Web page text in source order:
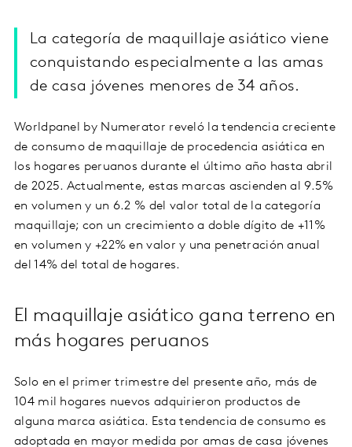
La categoría de maquillaje asiático viene
conquistando especialmente a las amas
de casa jóvenes menores de 34 años.
Worldpanel by Numerator reveló la tendencia creciente
de consumo de maquillaje de procedencia asiática en
los hogares peruanos durante el último año hasta abril
de 2025. Actualmente, estas marcas ascienden al 9.5%
en volumen y un 6.2 % del valor total de la categoría
maquillaje; con un crecimiento a doble dígito de +11%
en volumen y +22% en valor y una penetración anual
del 14% del total de hogares.
El maquillaje asiático gana terreno en
más hogares peruanos
Solo en el primer trimestre del presente año, más de
104 mil hogares nuevos adquirieron productos de
alguna marca asiática. Esta tendencia de consumo es
adoptada en mayor medida por amas de casa jóvenes